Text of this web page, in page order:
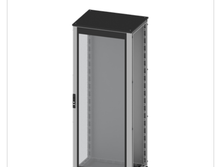
la porta, consente un facile ancoraggio per ogni tipo di
applicazione. Grado di resistenza all'urto secondo IEC EN